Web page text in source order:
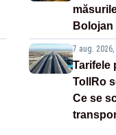
Bolojan
7 aug. 2026,
Tarifele
TollRo
Ce se